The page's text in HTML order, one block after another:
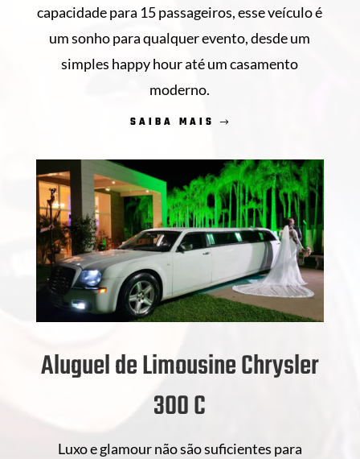
capacidade para 15 passageiros, esse veículo é
um sonho para qualquer evento, desde um
simples happy hour até um casamento
moderno.
SAIBA MAIS
Aluguel de Limousine Chrysler
300 C
Luxo e glamour não são suficientes para